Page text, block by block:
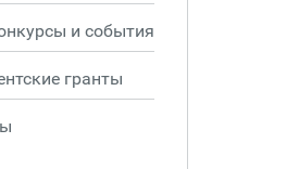
и события
гранты